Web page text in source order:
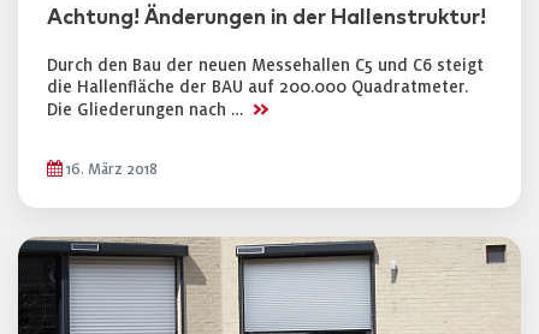
Achtung! Änderungen in der Hallenstruktur!
Durch den Bau der neuen Messehallen C5 und C6 steigt
die Hallenfläche der BAU auf 200.000 Quadratmeter.
Die Gliederungen nach … >>
16. März 2018